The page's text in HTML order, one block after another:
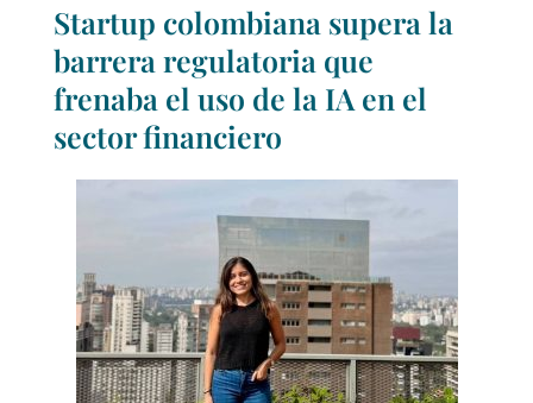
Startup colombiana supera la
barrera regulatoria que
frenaba el uso de la IA en el
sector financiero